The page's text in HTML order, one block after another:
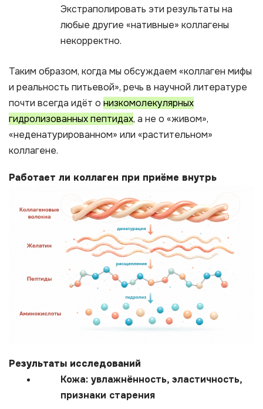
Экстраполировать эти результаты на
любые другие «нативные» коллагены
некорректно.
Таким образом, когда мы обсуждаем «коллаген мифы
и реальность питьевой», речь в научной литературе
почти всегда идёт о низкомолекулярных
гидролизованных пептидах, а не о «живом»,
«неденатурированном» или «растительном»
коллагене.
Работает ли коллаген при приёме внутрь
Результаты исследований
Кожа: увлажнённость, эластичность,
признаки старения